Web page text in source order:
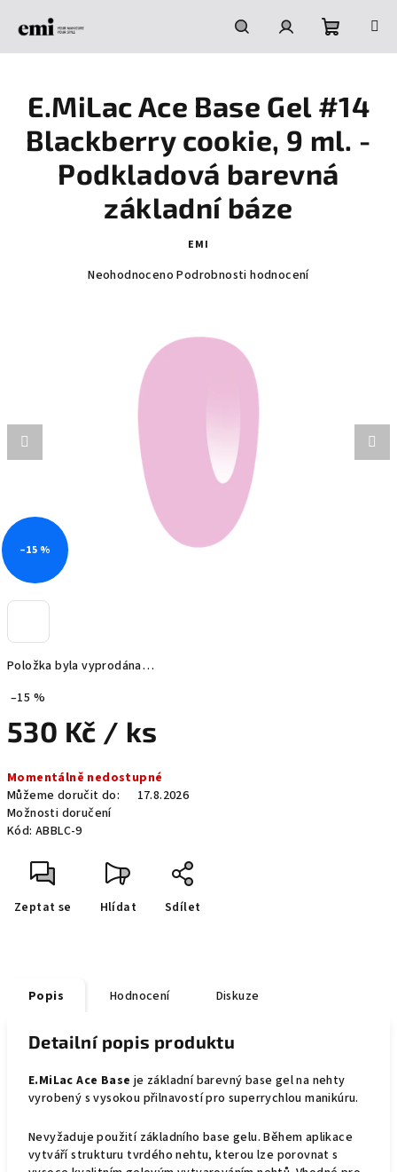
HledatPřihlášeníNákupní
košík
Položka byla vyprodána…
–15 %
530 Kč / ks
cena:
Momentálně nedostupné
Můžeme doručit do:
17.8.2026
Možnosti doručení
Kód: ABBLC-9
Zeptat se Hlídat Sdílet
E.MiLac Ace Base Gel #14
Blackberry cookie, 9 ml. -
Podkladová barevná
základní báze
EMI
Průměrné
hvězdiček.
Neohodnoceno Podrobnosti hodnocení
–15 %
Popis Hodnocení Diskuze
Detailní popis produktu
E.MiLac Ace Base je základní barevný base gel na nehty
vyrobený s vysokou přilnavostí pro superrychlou manikúru.
Nevyžaduje použití základního base gelu. Během aplikace
vytváří strukturu tvrdého nehtu, kterou lze porovnat s